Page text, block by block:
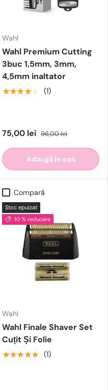
Wahl
Wahl Premium Cutting
3buc 1,5mm, 3mm,
4,5mm inaltator
★★★★★ (1)
75,00 lei 96,00 lei
Adaugă in cos
Compară
Stoc epuizat
10 % reducere
Wahl
Wahl Finale Shaver Set
Cuțit Și Folie
★★★★★ (1)